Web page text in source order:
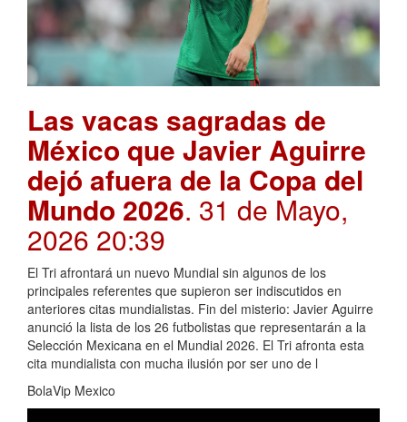
Las vacas sagradas de
México que Javier Aguirre
dejó afuera de la Copa del
Mundo 2026. 31 de Mayo,
2026 20:39
El Tri afrontará un nuevo Mundial sin algunos de los
principales referentes que supieron ser indiscutidos en
anteriores citas mundialistas. Fin del misterio: Javier Aguirre
anunció la lista de los 26 futbolistas que representarán a la
Selección Mexicana en el Mundial 2026. El Tri afronta esta
cita mundialista con mucha ilusión por ser uno de l
BolaVip Mexico